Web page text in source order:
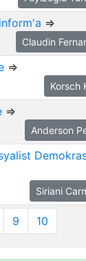
⇒
Claudin
⇒
Korsch
⇒
Anderson
Siriani
9 10